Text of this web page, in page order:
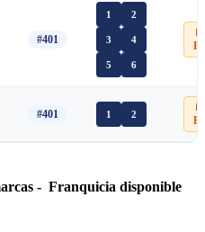
#401
1 2
3 4
5 6
📄
#401 1 2
📄
- Franquicia disponible